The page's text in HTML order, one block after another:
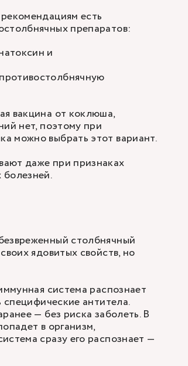
есть
препаратов:
и
вакцина от коклюша,
нет, поэтому при
можно выбрать этот вариант.
даже при признаках
столбнячный
ядовитых свойств, но
система распознает
специфические антитела.
— без риска заболеть. В
в организм,
сразу его распознает —